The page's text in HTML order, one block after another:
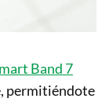
Band 7
permitiéndote